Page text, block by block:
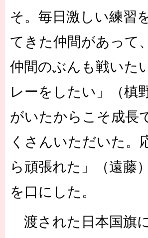
そ。毎日激しい練習
てきた仲間があって
仲間のぶんも戦いた
レーをしたい」（槙
がいたからこそ成長
くさんいただいた。
ら頑張れた」（遠藤
を口にした。
渡された日本国旗